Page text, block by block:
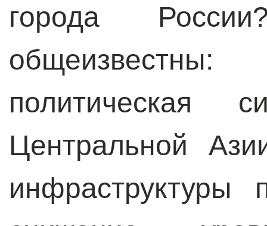
города
политическая
Центральной